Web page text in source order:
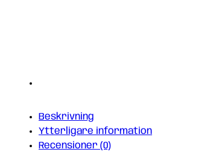
Beskrivning
Ytterligare information
Recensioner (0)